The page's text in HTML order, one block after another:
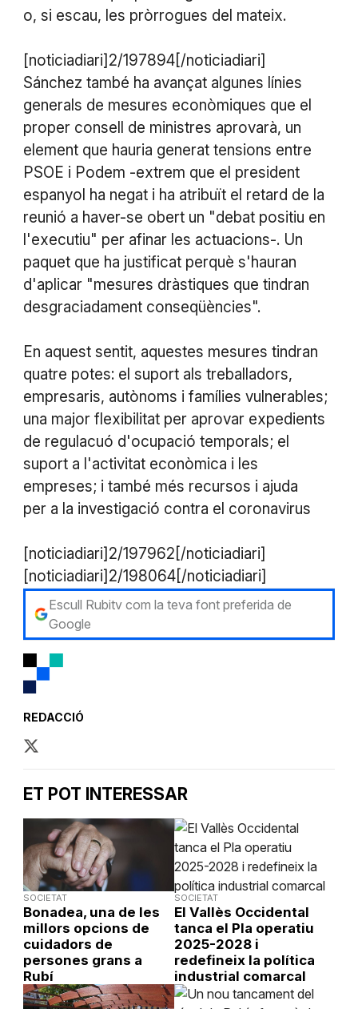
o, si escau, les pròrrogues del mateix.
[noticiadiari]2/197894[/noticiadiari]
Sánchez també ha avançat algunes línies
generals de mesures econòmiques que el
proper consell de ministres aprovarà, un
element que hauria generat tensions entre
PSOE i Podem -extrem que el president
espanyol ha negat i ha atribuït el retard de la
reunió a haver-se obert un "debat positiu en
l'executiu" per afinar les actuacions-. Un
paquet que ha justificat perquè s'hauran
d'aplicar "mesures dràstiques que tindran
desgraciadament conseqüències".
En aquest sentit, aquestes mesures tindran
quatre potes: el suport als treballadors,
empresaris, autònoms i famílies vulnerables;
una major flexibilitat per aprovar expedients
de regulacuó d'ocupació temporals; el
suport a l'activitat econòmica i les
empreses; i també més recursos i ajuda
per a la investigació contra el coronavirus
[noticiadiari]2/197962[/noticiadiari]
[noticiadiari]2/198064[/noticiadiari]
Escull Rubitv com la teva font preferida de
Google
REDACCIÓ
ET POT INTERESSAR
SOCIETAT
Bonadea, una de les
millors opcions de
cuidadors de
persones grans a
Rubí
SOCIETAT
El Vallès Occidental
tanca el Pla operatiu
2025-2028 i
redefineix la política
industrial comarcal